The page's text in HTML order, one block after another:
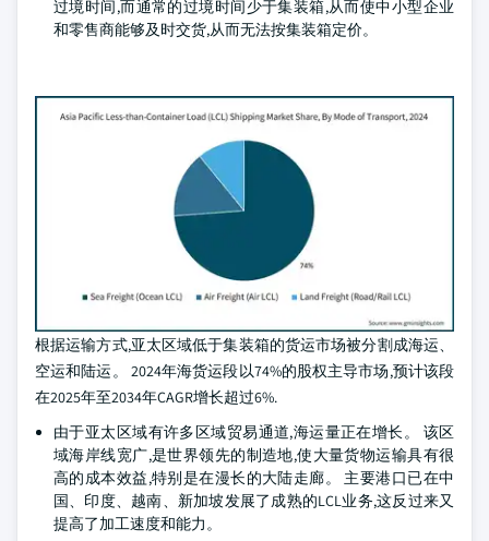
过境时间,而通常的过境时间少于集装箱,从而使中小型企业
和零售商能够及时交货,从而无法按集装箱定价。
根据运输方式,亚太区域低于集装箱的货运市场被分割成海运、
空运和陆运。 2024年海货运段以74%的股权主导市场,预计该段
在2025年至2034年CAGR增长超过6%.
由于亚太区域有许多区域贸易通道,海运量正在增长。 该区
域海岸线宽广,是世界领先的制造地,使大量货物运输具有很
高的成本效益,特别是在漫长的大陆走廊。 主要港口已在中
国、印度、越南、新加坡发展了成熟的LCL业务,这反过来又
提高了加工速度和能力。